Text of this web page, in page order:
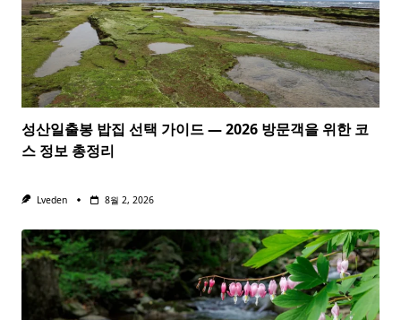
성산일출봉 밥집 선택 가이드 — 2026 방문객을 위한 코
스 정보 총정리
Lveden 8월 2, 2026